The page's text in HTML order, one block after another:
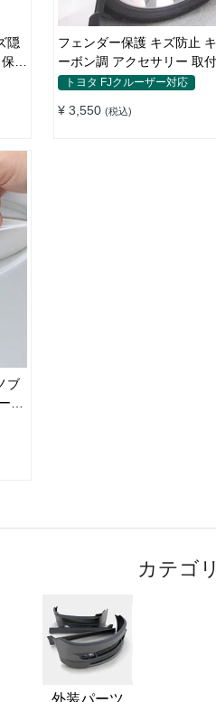
隠
護
フェンダー保護 キズ防止
ーボン調 アクセサリー 取付
ステッカー
トヨタ FJクルーザー対応
¥ 3,550 (税込)
ブ
ル
ノ
カテゴ
外装パーツ